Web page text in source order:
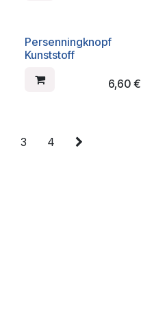
Persenningknopf
Kunststoff
6,60€
3 4